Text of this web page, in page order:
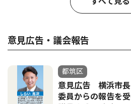
意見広告・議会報告
都筑区
意見広告 横浜市長
委員からの報告を